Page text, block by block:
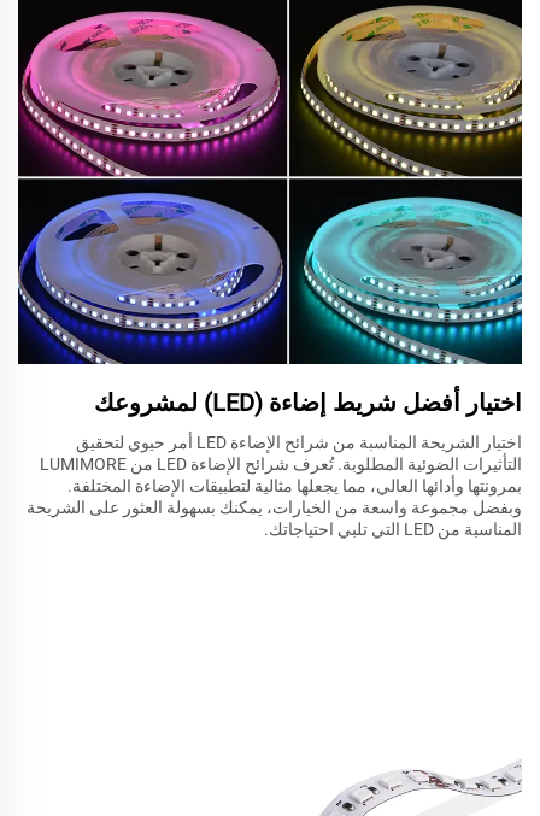
اختيار أفضل شريط إضاءة (LED) لمشروعك
اختيار الشريحة المناسبة من شرائح الإضاءة LED أمر حيوي لتحقيق
التأثيرات الضوئية المطلوبة. تُعرف شرائح الإضاءة LED من LUMIMORE
بمرونتها وأدائها العالي، مما يجعلها مثالية لتطبيقات الإضاءة المختلفة.
وبفضل مجموعة واسعة من الخيارات، يمكنك بسهولة العثور على الشريحة
المناسبة من LED التي تلبي احتياجاتك.